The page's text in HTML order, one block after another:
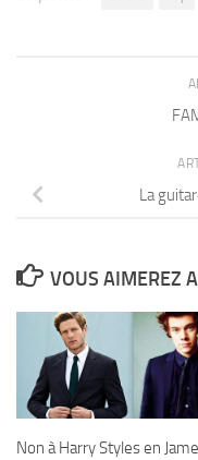
La
VOUS AIMEREZ
Non à Harry Styles en